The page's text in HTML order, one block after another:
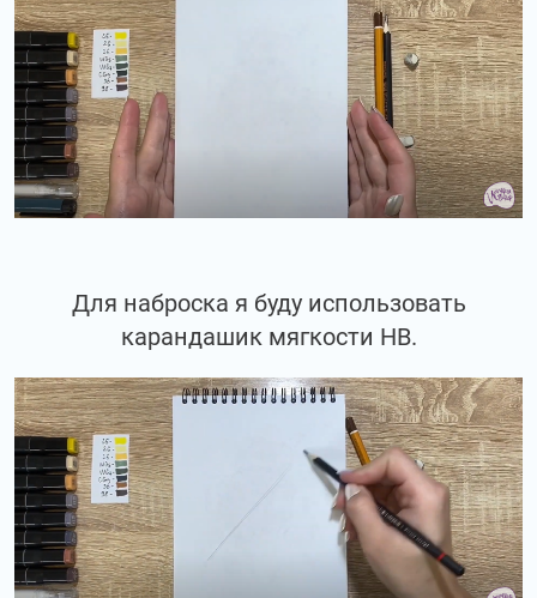
Для наброска я буду использовать
карандашик мягкости НВ.